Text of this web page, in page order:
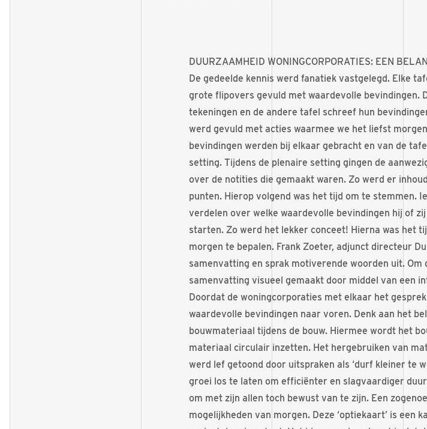
DUURZAAMHEID WONINGCORPORATIES: EEN
De gedeelde kennis werd fanatiek vastgelegd. Elke
grote flipovers gevuld met waardevolle bevindingen.
tekeningen en de andere tafel schreef hun
werd gevuld met acties waarmee we het liefst
bevindingen werden bij elkaar gebracht en van de
setting. Tijdens de plenaire setting gingen de
over de notities die gemaakt waren. Zo werd er
punten. Hierop volgend was het tijd om te stemmen.
verdelen over welke waardevolle bevindingen hij of
starten. Zo werd het lekker conceet! Hierna was het
morgen te bepalen. Frank Zoeter, adjunct directeur
samenvatting en sprak motiverende woorden uit. Om
samenvatting visueel gemaakt door middel van een
Doordat de woningcorporaties met elkaar het
waardevolle bevindingen naar voren. Denk aan het
bouwmateriaal tijdens de bouw. Hiermee wordt het
materiaal circulair inzetten. Het hergebruiken van
werd lef getoond door uitspraken als ‘durf kleiner te
groei los te laten om efficiënter en slagvaardiger
om met zijn allen toch bewust van te zijn. Een
mogelijkheden van morgen. Deze ‘optiekaart’ is een